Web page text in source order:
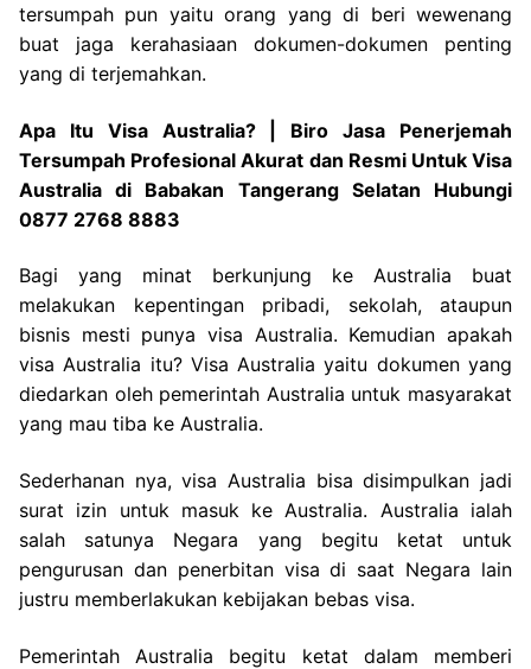
tersumpah pun yaitu orang yang di beri wewenang
buat jaga kerahasiaan dokumen-dokumen penting
yang di terjemahkan.
Apa Itu Visa Australia? | Biro Jasa Penerjemah
Tersumpah Profesional Akurat dan Resmi Untuk Visa
Australia di Babakan Tangerang Selatan Hubungi
0877 2768 8883
Bagi yang minat berkunjung ke Australia buat
melakukan kepentingan pribadi, sekolah, ataupun
bisnis mesti punya visa Australia. Kemudian apakah
visa Australia itu? Visa Australia yaitu dokumen yang
diedarkan oleh pemerintah Australia untuk masyarakat
yang mau tiba ke Australia.
Sederhanan nya, visa Australia bisa disimpulkan jadi
surat izin untuk masuk ke Australia. Australia ialah
salah satunya Negara yang begitu ketat untuk
pengurusan dan penerbitan visa di saat Negara lain
justru memberlakukan kebijakan bebas visa.
Pemerintah Australia begitu ketat dalam memberi